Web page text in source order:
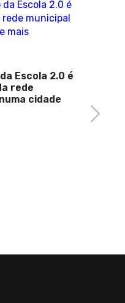
Escola 2.0 é
rede
cidade
Next